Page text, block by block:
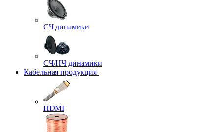
СЧ динамики
СЧ/НЧ динамики
Кабельная продукция
HDMI